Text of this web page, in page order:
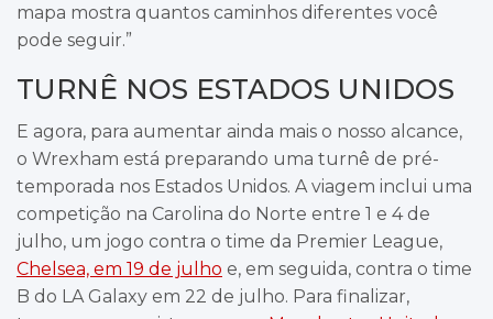
mapa mostra quantos caminhos diferentes você
pode seguir.”
TURNÊ NOS ESTADOS UNIDOS
E agora, para aumentar ainda mais o nosso alcance,
o Wrexham está preparando uma turnê de pré-
temporada nos Estados Unidos. A viagem inclui uma
competição na Carolina do Norte entre 1 e 4 de
julho, um jogo contra o time da Premier League,
Chelsea, em 19 de julho e, em seguida, contra o time
B do LA Galaxy em 22 de julho. Para finalizar,